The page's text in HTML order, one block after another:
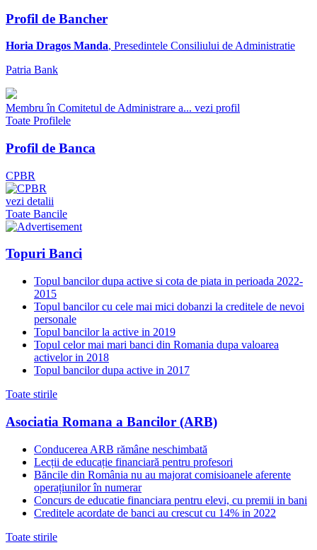
Profil de Bancher
Horia Dragos Manda, Presedintele Consiliului de Administratie
Patria Bank
Membru în Comitetul de Administrare a... vezi profil
Toate Profilele
Profil de Banca
CPBR
vezi detalii
Toate Bancile
Topuri Banci
Topul bancilor dupa active si cota de piata in perioada 2022-
2015
Topul bancilor cu cele mai mici dobanzi la creditele de nevoi
personale
Topul bancilor la active in 2019
Topul celor mai mari banci din Romania dupa valoarea
activelor in 2018
Topul bancilor dupa active in 2017
Toate stirile
Asociatia Romana a Bancilor (ARB)
Conducerea ARB rămâne neschimbată
Lecții de educație financiară pentru profesori
Băncile din România nu au majorat comisioanele aferente
operațiunilor în numerar
Concurs de educatie financiara pentru elevi, cu premii in bani
Creditele acordate de banci au crescut cu 14% in 2022
Toate stirile